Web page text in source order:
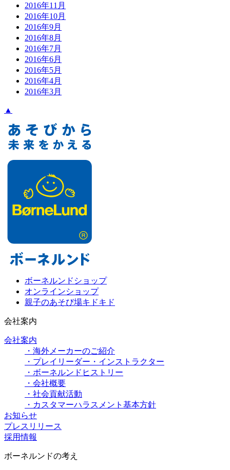
2016年11月
2016年10月
2016年9月
2016年8月
2016年7月
2016年6月
2016年5月
2016年4月
2016年3月
▲
ボーネルンドショップ
オンラインショップ
親子のあそび場キドキド
会社案内
会社案内
・海外メーカーのご紹介
・プレイリーダー・インストラクター
・ボーネルンドヒストリー
・会社概要
・社会貢献活動
・カスタマーハラスメント基本方針
お知らせ
プレスリリース
採用情報
ボーネルンドの考え